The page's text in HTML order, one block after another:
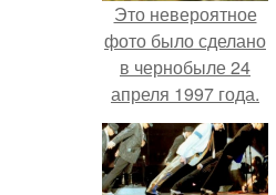
Это невероятное
фото было сделано
в чернобыле 24
апреля 1997 года.